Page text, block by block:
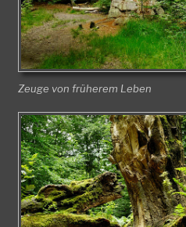
Zeuge von früherem Leben